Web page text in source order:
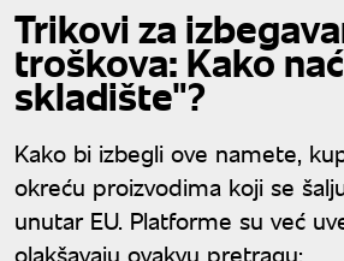
Trikovi za
troškova: Kako
skladište"?
Kako bi izbegli ove namete,
okreću proizvodima koji se
unutar EU. Platforme su već
olakšavaju ovakvu pretragu: